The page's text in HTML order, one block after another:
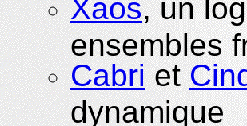
Xaos, un
ensembles
Cabri et
dynamique